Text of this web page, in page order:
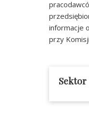
informacje
przy